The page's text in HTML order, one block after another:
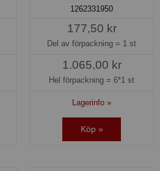
1262331950
177,50 kr
Del av förpackning = 1 st
1.065,00 kr
Hel förpackning = 6*1 st
Lagerinfo »
Köp »